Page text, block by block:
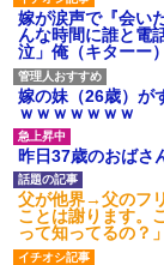
童貞俺、宅飲みし
嘘をついてフリン
那「娘がシんだよ
と・・・
高1のとき男に襲
養子縁組してアメ
亡くなってしまい
嫁が涙声で『会い
んな時間に誰と電
泣」俺（キターー
嫁の妹（26歳）が
ｗｗｗｗｗｗｗ
昨日37歳のおばさ
父が他界→父のフ
ことは謝ります。
って知ってるの？